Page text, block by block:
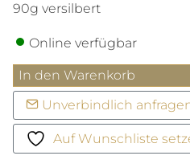
90g versilbert
Online verfügbar
Martelé
Wodkabecher
Menge
In den Warenkorb
Unverbindlich
Auf Wunschliste